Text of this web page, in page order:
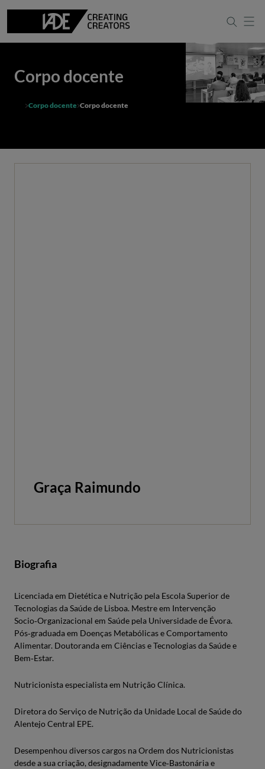
Corpo docente
Corpo docente Corpo docente
Graça Raimundo
Biografia
Licenciada em Dietética e Nutrição pela Escola Superior de
Tecnologias da Saúde de Lisboa. Mestre em Intervenção
Socio‑Organizacional em Saúde pela Universidade de Évora.
Pós‑graduada em Doenças Metabólicas e Comportamento
Alimentar. Doutoranda em Ciências e Tecnologias da Saúde e
Bem‑Estar.
Nutricionista especialista em Nutrição Clínica.
Diretora do Serviço de Nutrição da Unidade Local de Saúde do
Alentejo Central EPE.
Desempenhou diversos cargos na Ordem dos Nutricionistas
desde a sua criação, designadamente Vice‑Bastonária e